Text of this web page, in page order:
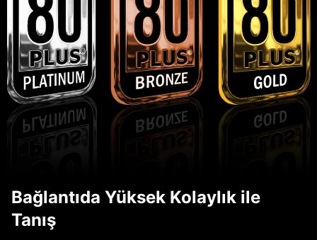
Bağlantıda Yüksek Kolaylık ile
Tanış